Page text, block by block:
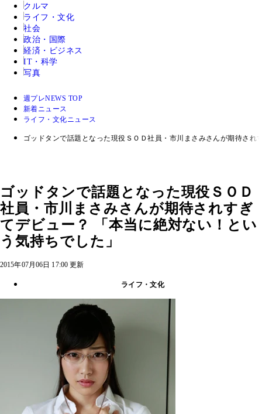
クルマ
ライフ・文化
社会
政治・国際
経済・ビジネス
IT・科学
写真
週プレNEWS TOP
新着ニュース
ライフ・文化ニュース
ゴッドタンで話題となった現役ＳＯＤ社員・市川まさみさんが期待さ
ゴッドタンで話題となった現役ＳＯＤ
社員・市川まさみさんが期待されすぎ
てデビュー？ 「本当に絶対ない！とい
う気持ちでした」
2015年07月06日 17:00 更新
ライフ・文化